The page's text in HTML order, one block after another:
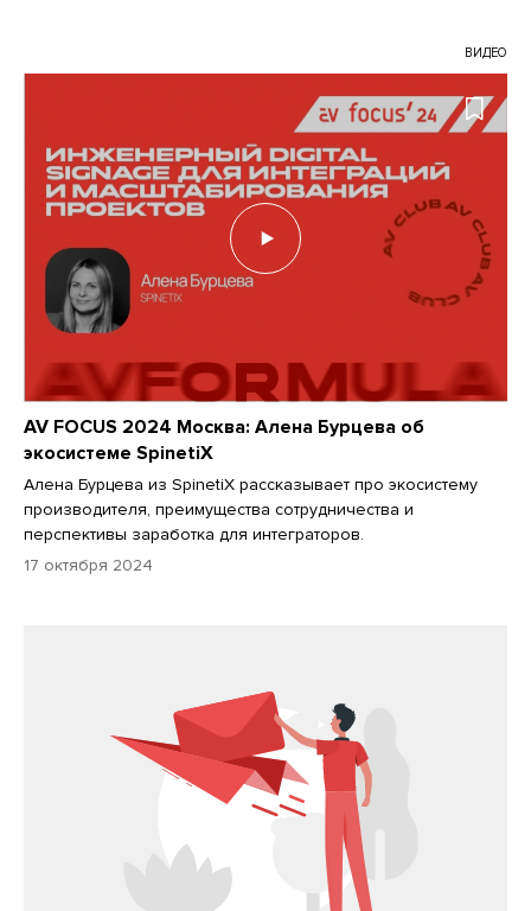
ВИДЕО
AV FOCUS 2024 Москва: Алена Бурцева об
экосистеме SpinetiX
Алена Бурцева из SpinetiX рассказывает про экосистему
производителя, преимущества сотрудничества и
перспективы заработка для интеграторов.
17 октября 2024